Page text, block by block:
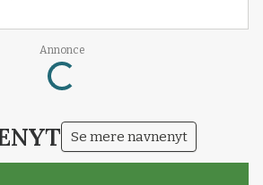
Annonce
Loading...
Se mere navnenyt